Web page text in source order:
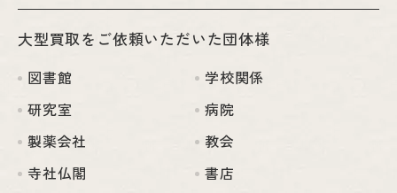
大型買取をご依頼いただいた団体様
図書館
学校関係
研究室
病院
製薬会社
教会
寺社仏閣
書店